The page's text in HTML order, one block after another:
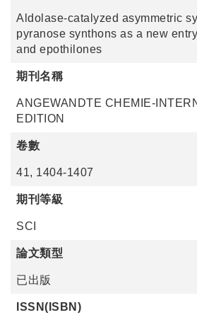
Aldolase-catalyzed asymmetric
pyranose synthons as a new
and epothilones
期刊名稱
ANGEWANDTE CHEMIE-
EDITION
卷數
41, 1404-1407
期刊等級
SCI
論文類型
已出版
ISSN(ISBN)